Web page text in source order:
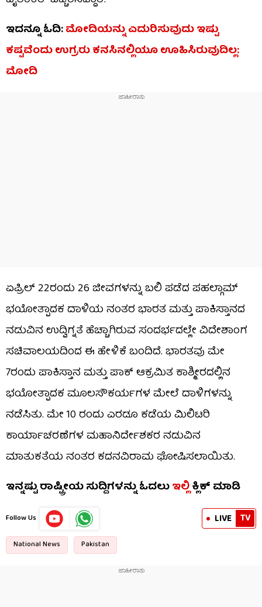
ಇದನ್ನೂ ಓದಿ:ಮೋದಿಯನ್ನು ಎದುರಿಸುವುದು ಇಷ್ಟು
ಕಷ್ಟವೆಂದು ಉಗ್ರರು ಕನಸಿನಲ್ಲಿಯೂ ಊಹಿಸಿರುವುದಿಲ್ಲ:
ಮೋದಿ
ಏಪ್ರಿಲ್ 22ರಂದು 26 ಜೀವಗಳನ್ನು ಬಲಿ ಪಡೆದ ಪಹಲ್ಗಾಮ್
ಭಯೋತ್ಪಾದಕ ದಾಳಿಯ ನಂತರ ಭಾರತ ಮತ್ತು ಪಾಕಿಸ್ತಾನದ
ನಡುವಿನ ಉದ್ವಿಗ್ನತೆ ಹೆಚ್ಚಾಗಿರುವ ಸಂದರ್ಭದಲ್ಲೇ ವಿದೇಶಾಂಗ
ಸಚಿವಾಲಯದಿಂದ ಈ ಹೇಳಿಕೆ ಬಂದಿದೆ. ಭಾರತವು ಮೇ
7ರಂದು ಪಾಕಿಸ್ತಾನ ಮತ್ತು ಪಾಕ್ ಆಕ್ರಮಿತ ಕಾಶ್ಮೀರದಲ್ಲಿನ
ಭಯೋತ್ಪಾದಕ ಮೂಲಸೌಕರ್ಯಗಳ ಮೇಲೆ ದಾಳಿಗಳನ್ನು
ನಡೆಸಿತು. ಮೇ 10 ರಂದು ಎರಡೂ ಕಡೆಯ ಮಿಲಿಟರಿ
ಕಾರ್ಯಾಚರಣೆಗಳ ಮಹಾನಿರ್ದೇಶಕರ ನಡುವಿನ
ಮಾತುಕತೆಯ ನಂತರ ಕದನವಿರಾಮ ಘೋಷಿಸಲಾಯಿತು.
ಇನ್ನಷ್ಟು ರಾಷ್ಟ್ರೀಯ ಸುದ್ದಿಗಳನ್ನು ಓದಲುಇಲ್ಲಿಕ್ಲಿಕ್ ಮಾಡಿ
Follow Us LIVE TV
National News Pakistan